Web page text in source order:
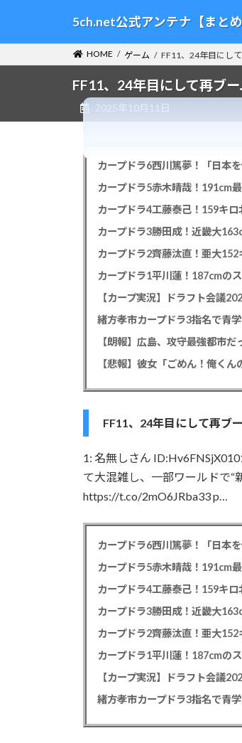
テ
ゲ
5ch.net公式アンテナ【まと
HOME ゲーム FF11、24年目にし
FF11、24年目にして再ブ
2025年10月11日
カープドラ6西川篤夢！「日本
カープドラ5赤木晴哉！191cm
カープドラ4工藤泰己！159キロ
カープドラ3勝田成！近畿大
カープドラ2齊藤汰直！亜大152
【カープ実況】ドラフト会議
緒方孝市カープドラ3指名で青
【朗報】広島、攻守最強都市だ
FF11、24年目にして再ブ
1: 名無しさん
て大混雑し、一部ワールドで“
https://t.co/2mO6JRba33 p…
カープドラ6西川篤夢！「日本
カープドラ5赤木晴哉！191cm
カープドラ4工藤泰己！159キロ
カープドラ3勝田成！近畿大
カープドラ2齊藤汰直！亜大152
【カープ実況】ドラフト会議
緒方孝市カープドラ3指名で青